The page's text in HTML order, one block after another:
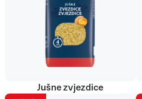
Jušne zvjezdice